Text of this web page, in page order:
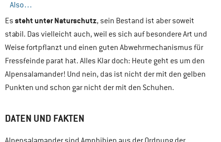
Also…
Es steht unter Naturschutz, sein Bestand ist aber soweit
stabil. Das vielleicht auch, weil es sich auf besondere Art und
Weise fortpflanzt und einen guten Abwehrmechanismus für
Fressfeinde parat hat. Alles Klar doch: Heute geht es um den
Alpensalamander! Und nein, das ist nicht der mit den gelben
Punkten und schon gar nicht der mit den Schuhen.
DATEN UND FAKTEN